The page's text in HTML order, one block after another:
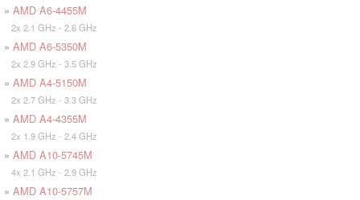
» AMD A6-4455M
2x 2.1 GHz - 2.6 GHz
» AMD A6-5350M
2x 2.9 GHz - 3.5 GHz
» AMD A4-5150M
2x 2.7 GHz - 3.3 GHz
» AMD A4-4355M
2x 1.9 GHz - 2.4 GHz
» AMD A10-5745M
4x 2.1 GHz - 2.9 GHz
» AMD A10-5757M